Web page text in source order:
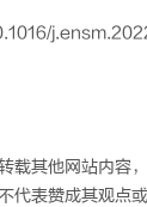
载其他网站内容
代表赞成其观点